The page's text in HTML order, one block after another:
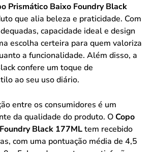
Prismático Baixo Foundry Black
que alia beleza e praticidade. Com
capacidade ideal e design
escolha certeira para quem valoriza
a funcionalidade. Além disso, a
confere um toque de
ao seu uso diário.
entre os consumidores é um
da qualidade do produto. OCopo
Black 177MLtem recebido
com uma pontuação média de 4,5